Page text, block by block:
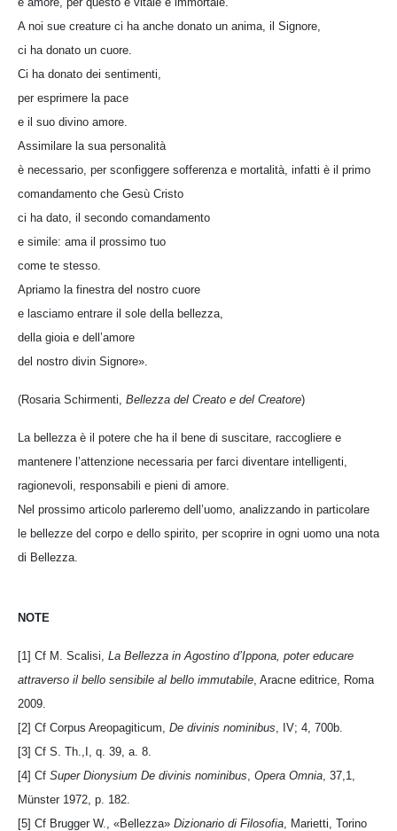
A noi sue creature ci ha anche donato un anima, il Signore,
ci ha donato un cuore.
Ci ha donato dei sentimenti,
per esprimere la pace
e il suo divino amore.
Assimilare la sua personalità
è necessario, per sconfiggere sofferenza e mortalità, infatti è il primo
comandamento che Gesù Cristo
ci ha dato, il secondo comandamento
e simile: ama il prossimo tuo
come te stesso.
Apriamo la finestra del nostro cuore
e lasciamo entrare il sole della bellezza,
della gioia e dell’amore
del nostro divin Signore».
(Rosaria Schirmenti, Bellezza del Creato e del Creatore)
La bellezza è il potere che ha il bene di suscitare, raccogliere e
mantenere l’attenzione necessaria per farci diventare intelligenti,
ragionevoli, responsabili e pieni di amore.
Nel prossimo articolo parleremo dell’uomo, analizzando in particolare
le bellezze del corpo e dello spirito, per scoprire in ogni uomo una nota
di Bellezza.
NOTE
[1] Cf M. Scalisi, La Bellezza in Agostino d’Ippona, poter educare
attraverso il bello sensibile al bello immutabile , Aracne editrice, Roma
2009.
[2] Cf Corpus Areopagiticum, De divinis nominibus , IV; 4, 700b.
[3] Cf S. Th.,I, q. 39, a. 8.
[4] Cf Super Dionysium De divinis nominibus Opera Omnia , 37,1,
Münster 1972, p. 182.
[5] Cf Brugger W., «Bellezza» Dizionario di Filosofia , Marietti, Torino